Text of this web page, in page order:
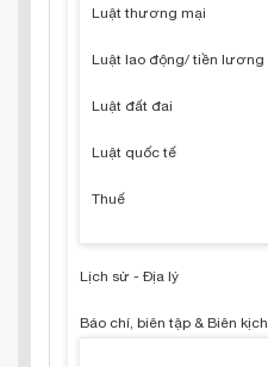
Luật thương mại
Luật lao động/ tiền lương
Luật đất đai
Luật quốc tế
Thuế
Lịch sử - Địa lý
Báo chí, biên tập & Biên kịch